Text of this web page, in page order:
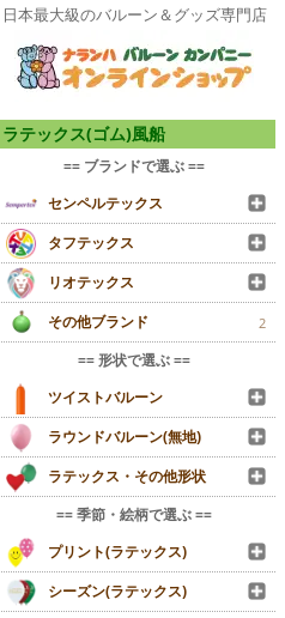
日本最大級のバルーン＆グッズ専門店
ラテックス(ゴム)風船
== ブランドで選ぶ ==
センペルテックス
タフテックス
リオテックス
その他ブランド
2
== 形状で選ぶ ==
ツイストバルーン
ラウンドバルーン(無地)
ラテックス・その他形状
== 季節・絵柄で選ぶ ==
プリント(ラテックス)
シーズン(ラテックス)